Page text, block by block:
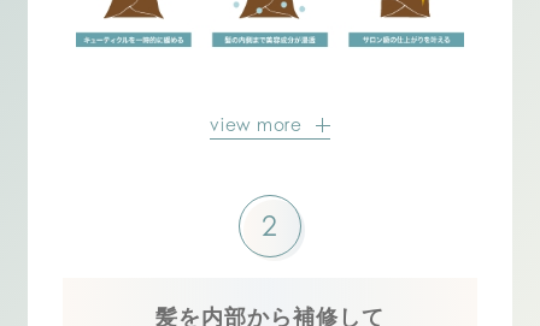
view more
2
髪を内部から補修して